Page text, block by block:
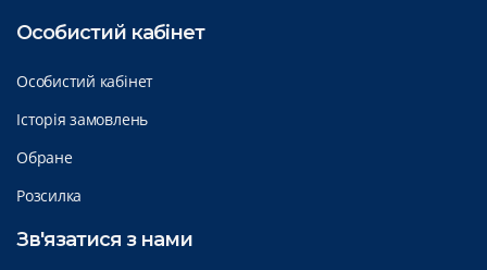
Особистий кабінет
Особистий кабінет
Історія замовлень
Обране
Розсилка
Зв'язатися з нами